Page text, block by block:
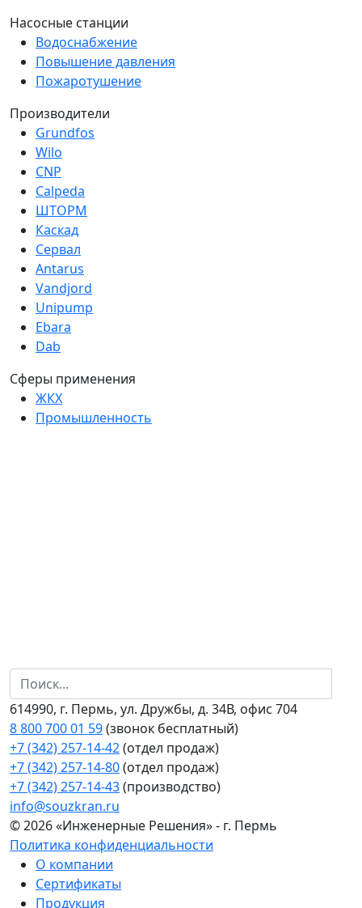
Насосные станции
Водоснабжение
Повышение давления
Пожаротушение
Производители
Grundfos
Wilo
CNP
Calpeda
ШТОРМ
Каскад
Сервал
Antarus
Vandjord
Unipump
Ebara
Dab
Сферы применения
ЖКХ
Промышленность
614990, г. Пермь, ул. Дружбы, д. 34В, офис 704
8 800 700 01 59(звонок бесплатный)
+7 (342) 257-14-42(отдел продаж)
+7 (342) 257-14-80(отдел продаж)
+7 (342) 257-14-43(производство)
info@souzkran.ru
© 2026 «Инженерные Решения» - г. Пермь
Политика конфиденциальности
О компании
Сертификаты
Продукция